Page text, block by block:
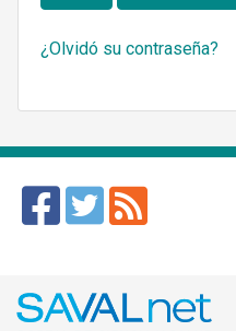
¿Olvidó su contraseña?